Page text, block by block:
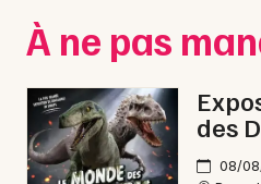
Choisir mes départements
Mon email
À ne pas
des
08/